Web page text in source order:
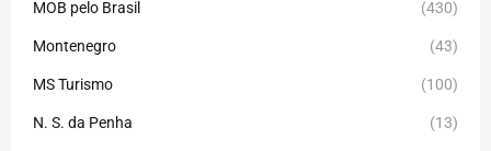
MOB pelo Brasil (430)
Montenegro (43)
MS Turismo (100)
N. S. da Penha (13)